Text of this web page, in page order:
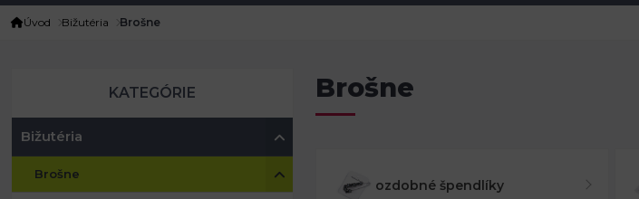
Úvod Bižutéria Brošne
KATEGÓRIE
Bižutéria
Brošne
Brošne
ozdobné špendlíky